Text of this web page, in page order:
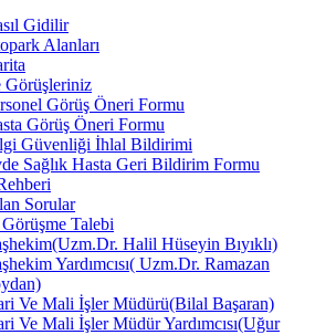
Gidilir
Alanları
Görüşleriniz
Görüş Öneri Formu
Görüş Öneri Formu
Güvenliği İhlal Bildirimi
Sağlık Hasta Geri Bildirim Formu
Sorular
Talebi
Halil Hüseyin Bıyıklı)
Yardımcısı( Uzm.Dr. Ramazan
Ve Mali İşler Müdürü(Bilal Başaran)
Ve Mali İşler Müdür Yardımcısı(Uğur